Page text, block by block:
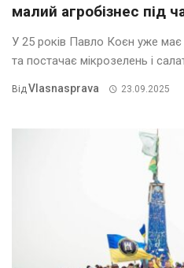
малий агробізнес під
У 25 років Павло Коєн уже має
та постачає мікрозелень і
ВідVlasnasprava 23.09.2025